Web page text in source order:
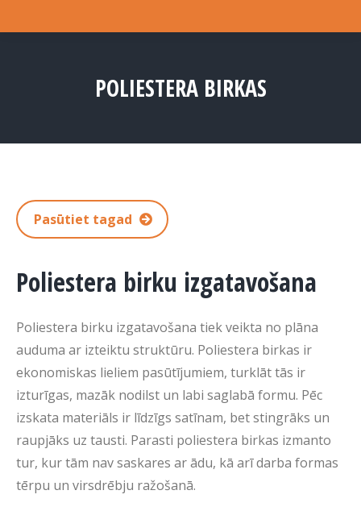
POLIESTERA BIRKAS
Pasūtiet tagad
Poliestera birku izgatavošana
Poliestera birku izgatavošana tiek veikta no plāna
auduma ar izteiktu struktūru. Poliestera birkas ir
ekonomiskas lieliem pasūtījumiem, turklāt tās ir
izturīgas, mazāk nodilst un labi saglabā formu. Pēc
izskata materiāls ir līdzīgs satīnam, bet stingrāks un
raupjāks uz tausti. Parasti poliestera birkas izmanto
tur, kur tām nav saskares ar ādu, kā arī darba formas
tērpu un virsdrēbju ražošanā.